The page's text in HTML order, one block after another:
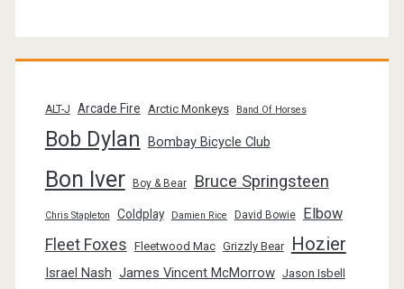
ALT-J Arcade Fire Arctic Monkeys Band Of Horses
Bob Dylan Bombay Bicycle Club
Bon Iver Boy & Bear Bruce Springsteen
Chris Stapleton Coldplay Damien Rice David Bowie Elbow
Fleet Foxes Fleetwood Mac Grizzly Bear Hozier
Israel Nash James Vincent McMorrow Jason Isbell